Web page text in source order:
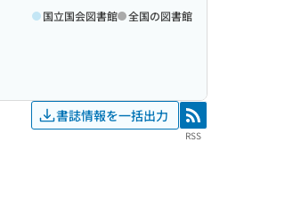
国立国会図書館 全国の図書館
書誌情報を一括出力 RSS
RSS